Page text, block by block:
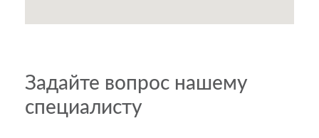
Задайте вопрос нашему
специалисту